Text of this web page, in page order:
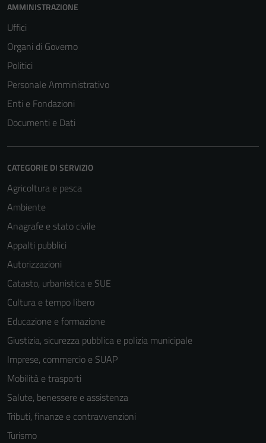
AMMINISTRAZIONE
Uffici
Organi di Governo
Politici
Personale Amministrativo
Enti e Fondazioni
Documenti e Dati
CATEGORIE DI SERVIZIO
Agricoltura e pesca
Ambiente
Anagrafe e stato civile
Appalti pubblici
Autorizzazioni
Catasto, urbanistica e SUE
Cultura e tempo libero
Educazione e formazione
Giustizia, sicurezza pubblica e polizia municipale
Imprese, commercio e SUAP
Mobilità e trasporti
Salute, benessere e assistenza
Tributi, finanze e contravvenzioni
Turismo